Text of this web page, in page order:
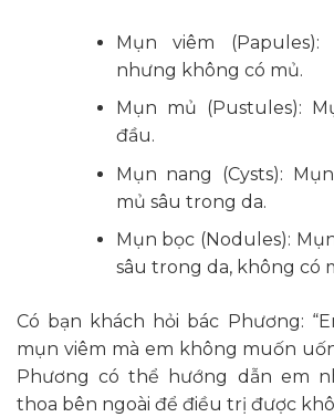
Mụn viêm
nhưng không có mủ.
Mụn mủ (Pustules):
đầu.
Mụn nang (Cysts):
mủ sâu trong da.
Mụn bọc (Nodules):
sâu trong da, không có
Có bạn khách hỏi bác Phương:
mụn viêm mà em không muốn
Phương có thể hướng dẫn em
thoa bên ngoài để điều trị được